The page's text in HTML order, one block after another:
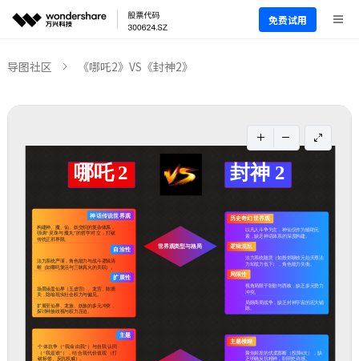
免费试用
导图社区 《哪吒2》VS《封神2》